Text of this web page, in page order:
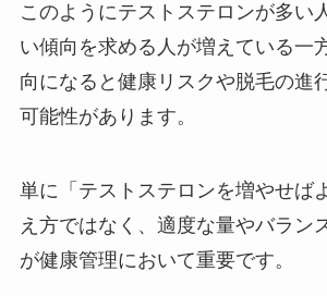
このようにテストステロンが多い
い傾向を求める人が増えている一
向になると健康リスクや脱毛の進
可能性があります。
単に「テストステロンを増やせば
え方ではなく、適度な量やバラン
が健康管理において重要です。